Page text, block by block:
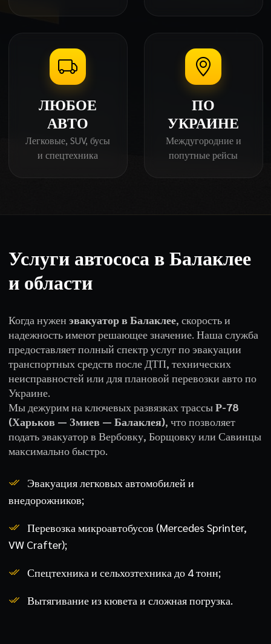
ЛЮБОЕ
АВТО
Легковые, SUV, бусы
и спецтехника
ПО
УКРАИНЕ
Междугородние и
попутные рейсы
Услуги автососа в Балаклее
и области
Когда нужен эвакуатор в Балаклее, скорость и
надежность имеют решающее значение. Наша служба
предоставляет полный спектр услуг по эвакуации
транспортных средств после ДТП, технических
неисправностей или для плановой перевозки авто по
Украине.
Мы дежурим на ключевых развязках трассыР-78
(Харьков — Змиев — Балаклея), что позволяет
подать эвакуатор в Вербовку, Борщовку или Савинцы
максимально быстро.
Эвакуация легковых автомобилей и
внедорожников;
Перевозка микроавтобусов (Mercedes Sprinter,
VW Crafter);
Спецтехника и сельхозтехника до 4 тонн;
Вытягивание из кювета и сложная погрузка.